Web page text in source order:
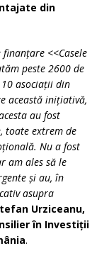
din
finanțare <<Casele
peste 2600 de
asociații din
această inițiativă,
au fost
toate extrem de
Nu a fost
am ales să le
și au, în
asupra
tefan Urziceanu,
în Investiţii
.